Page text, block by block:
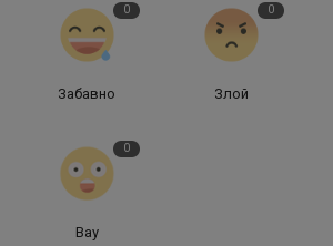
0
Забавно
0
Злой
0
Вау